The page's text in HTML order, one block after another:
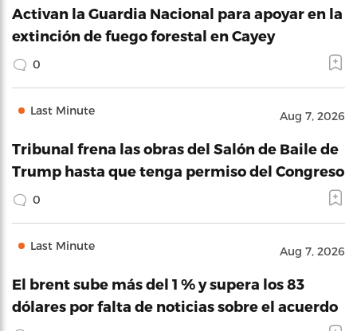
Activan la Guardia Nacional para apoyar en la
extinción de fuego forestal en Cayey
0
Last Minute Aug 7, 2026
Tribunal frena las obras del Salón de Baile de
Trump hasta que tenga permiso del Congreso
0
Last Minute Aug 7, 2026
El brent sube más del 1 % y supera los 83
dólares por falta de noticias sobre el acuerdo